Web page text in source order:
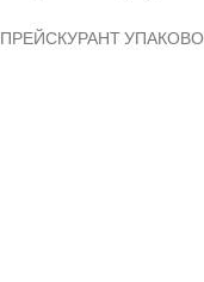
ПРЕЙСКУРАНТ